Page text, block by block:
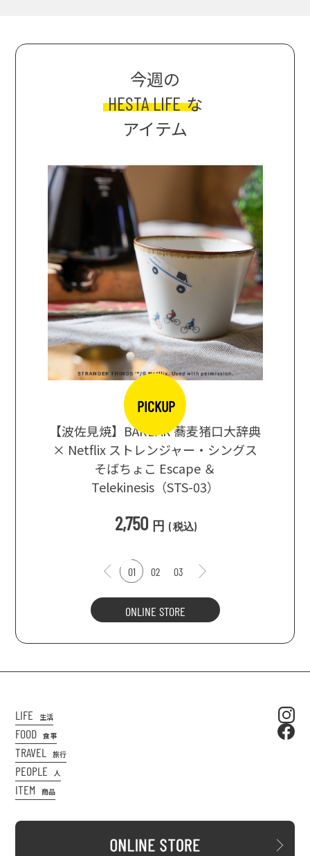
今週の
HESTA LIFE な
アイテム
PICKUP
【波佐見焼】BARBAR 蕎麦猪口大辞典
× Netflix ストレンジャー・シングス
そばちょこ Escape ＆
Telekinesis（STS-03）
2,750 円 (税込)
01 02 03
ONLINE STORE
LIFE 生活
FOOD 食事
TRAVEL 旅行
PEOPLE 人
ITEM 商品